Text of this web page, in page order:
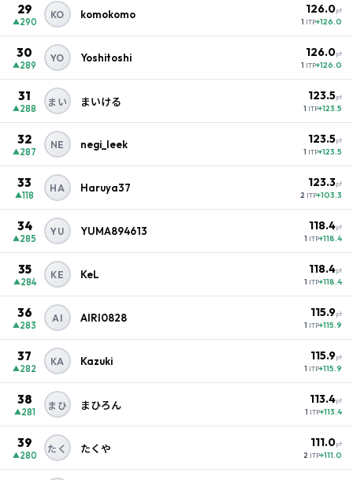
29
▲290
KO komokomo 126.0pt
1 ITP+126.0
30
▲289
YO Yoshitoshi 126.0pt
1 ITP+126.0
31
▲288
まい まいける 123.5pt
1 ITP+123.5
32
▲287
NE negi_leek 123.5pt
1 ITP+123.5
33
▲118
HA Haruya37 123.3pt
2 ITP+103.3
34
▲285
YU YUMA894613 118.4pt
1 ITP+118.4
35
▲284
KE KeL 118.4pt
1 ITP+118.4
36
▲283
AI AIRI0828 115.9pt
1 ITP+115.9
37
▲282
KA Kazuki 115.9pt
1 ITP+115.9
38
▲281
まひ まひろん 113.4pt
1 ITP+113.4
39
▲280
たく たくや 111.0pt
2 ITP+111.0